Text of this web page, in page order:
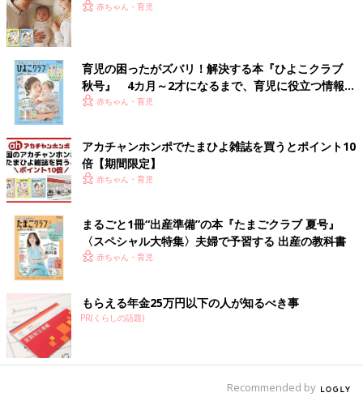
赤ちゃん・育児
育児の困ったがズバリ！解決する本『ひよこクラブ
秋号』 4カ月～2才になるまで、育児に役立つ情報が
いっぱい！
赤ちゃん・育児
アカチャンホンポでたまひよ雑誌を買うとポイント10
倍【期間限定】
赤ちゃん・育児
まるごと1冊“出産準備”の本『たまごクラブ 夏号』
〈スペシャル大特集〉夫婦で予習する 出産の教科書
赤ちゃん・育児
もらえる年金25万円以下の人が知るべき事
PR(くらしの話題)
Recommended by